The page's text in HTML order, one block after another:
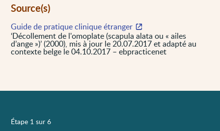
Source(s)
Guide de pratique clinique étranger
‘Décollement de l'omoplate (scapula alata ou « ailes
d’ange »)’ (2000), mis à jour le 20.07.2017 et adapté au
contexte belge le 04.10.2017 – ebpracticenet
Étape 1 sur 6